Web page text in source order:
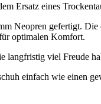
Ersatz eines
Neopren gefertigt.
optimalen Komfort.
langfristig viel Freude
einfach wie einen